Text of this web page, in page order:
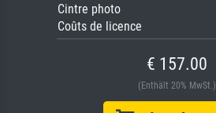
Cintre photo
Coûts de licence
€ 157.00
(Enthält 20% MwSt.)